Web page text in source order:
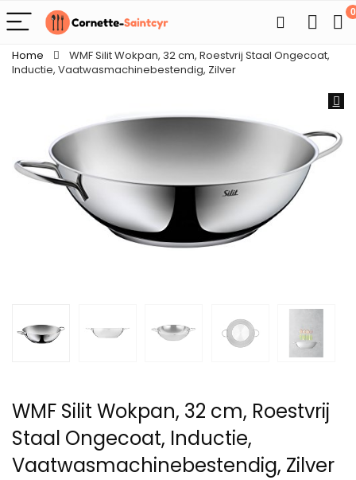
0
Home
WMF Silit Wokpan, 32 cm, Roestvrij Staal Ongecoat,
Inductie, Vaatwasmachinebestendig, Zilver
WMF Silit Wokpan, 32 cm, Roestvrij
Staal Ongecoat, Inductie,
Vaatwasmachinebestendig, Zilver